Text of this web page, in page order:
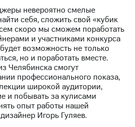
невероятно смелые
себя, сложить свой «кубик
скоро мы сможем поработать
и участниками конкурса
возможность не только
но и поработать вместе.
Челябинска смогут
профессионального показа,
широкой аудитории,
и побывать за кулисами
опыт работы нашей
Игорь Гуляев.